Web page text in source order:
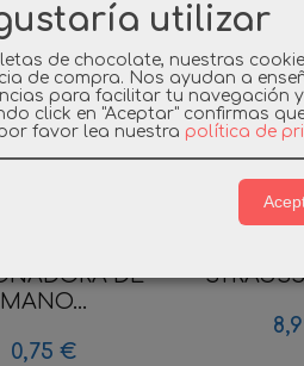
DE
MANO...
0,75 €
utilizar
de chocolate, nuestras
de compra. Nos ayudan a
para facilitar tu navegación
click en "Aceptar" confirmas
favor lea nuestra política de